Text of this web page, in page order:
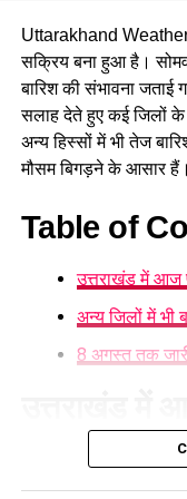
और नदी-नालों के जलस्तर में
सकती हैं। ऐसे में पहाड़ी
बरतने की जरूरत है।
Uttarakhand Weather
सक्रिय बना हुआ है।
बारिश की संभावना जताई
सलाह देते हुए कई जिलों के
अन्य हिस्सों में भी तेज
मौसम बिगड़ने के आसार हैं।
Table of
उत्तराखंड में आज
अन्य जिलों में भी
8 अगस्त तक
बारिश का